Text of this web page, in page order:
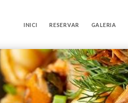
INICI RESERVAR GALERIA